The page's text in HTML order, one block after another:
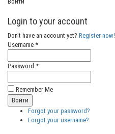
Login to your account
Don't have an account yet? Register now!
Username *
Password *
Remember Me
Forgot your password?
Forgot your username?